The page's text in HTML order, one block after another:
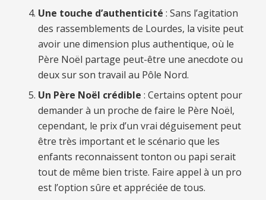
Une touche d’authenticité : Sans l’agitation
des rassemblements de Lourdes, la visite peut
avoir une dimension plus authentique, où le
Père Noël partage peut-être une anecdote ou
deux sur son travail au Pôle Nord.
Un Père Noël crédible : Certains optent pour
demander à un proche de faire le Père Noël,
cependant, le prix d’un vrai déguisement peut
être très important et le scénario que les
enfants reconnaissent tonton ou papi serait
tout de même bien triste. Faire appel à un pro
est l’option sûre et appréciée de tous.